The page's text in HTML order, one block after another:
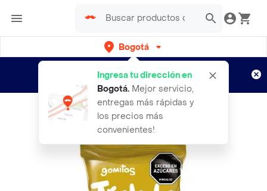
Bogotá
Ingresa tu dirección en
Bogotá. Mejor servicio,
entregas más rápidas y
los precios más
convenientes!
envíos gratis por semanas
Aplican TyC